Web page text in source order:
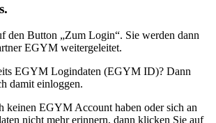
den Button „Zum Login“. Sie werden dann
EGYM weitergeleitet.
EGYM Logindaten (EGYM ID)? Dann
damit einloggen.
keinen EGYM Account haben oder sich an
nicht mehr erinnern, dann klicken Sie auf